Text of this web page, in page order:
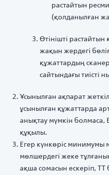
растайтын
(қолданылған
Өтінішті растайтын
жақын жердегі
құжаттардың
сайтындағы тиісті
Ұсынылған ақпарат
ұсынылған құжаттарда
анықтау мүмкін болмаса,
құқылы.
Егер күнкөріс
мөлшердегі жеке
ақша сомасын ескеріп,